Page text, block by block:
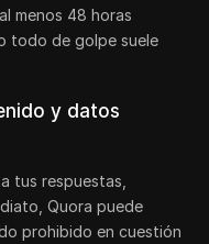
menos 48 horas
todo de golpe suele
y datos
tus respuestas,
Quora puede
prohibido en cuestión